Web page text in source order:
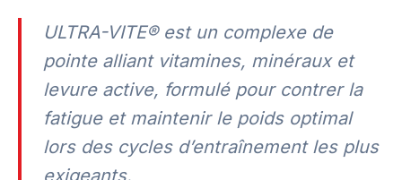
ULTRA-VITE® est un complexe de
pointe alliant vitamines, minéraux et
levure active, formulé pour contrer la
fatigue et maintenir le poids optimal
lors des cycles d’entraînement les plus
exigeants.